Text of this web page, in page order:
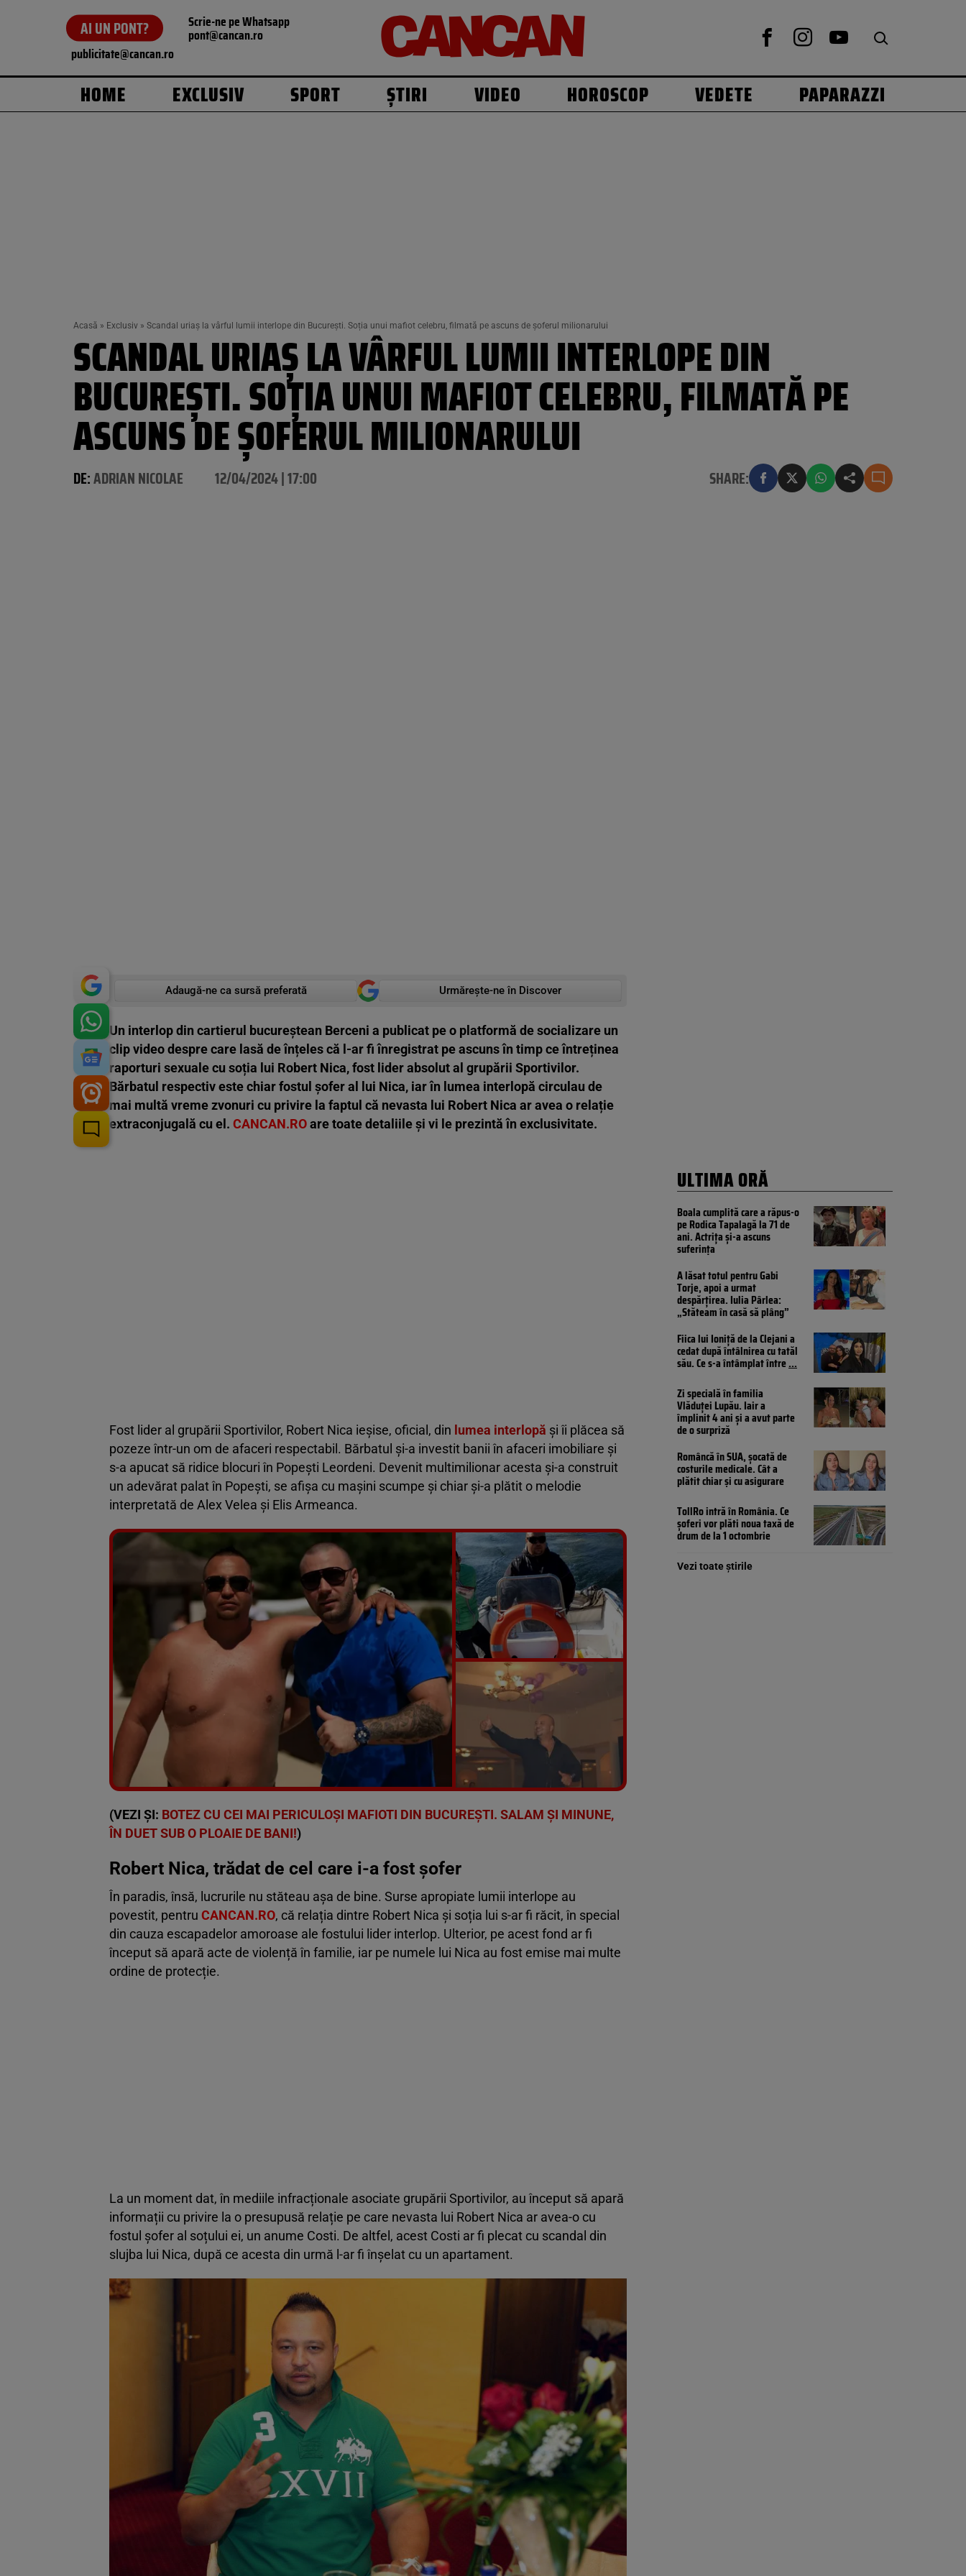
AI UN PONT? Scrie-ne pe Whatsapp
pont@cancan.ro
publicitate@cancan.ro
HOME EXCLUSIV SPORT ȘTIRI VIDEO HOROSCOP VEDETE PAPARAZZI
Acasă » Exclusiv » Scandal uriaș la vârful lumii interlope din București. Soția unui mafiot celebru, filmată pe ascuns de șoferul milionarului
SCANDAL URIAȘ LA VÂRFUL LUMII INTERLOPE DIN
BUCUREȘTI. SOȚIA UNUI MAFIOT CELEBRU, FILMATĂ PE
ASCUNS DE ȘOFERUL MILIONARULUI
DE:ADRIAN NICOLAE 12/04/2024 | 17:00 SHARE:
Adaugă-ne ca sursă preferată Urmărește-ne în Discover
Un interlop din cartierul bucureștean Berceni a publicat pe o platformă de socializare un
clip video despre care lasă de înțeles că l-ar fi înregistrat pe ascuns în timp ce întreținea
raporturi sexuale cu soția lui Robert Nica, fost lider absolut al grupării Sportivilor.
Bărbatul respectiv este chiar fostul șofer al lui Nica, iar în lumea interlopă circulau de
mai multă vreme zvonuri cu privire la faptul că nevasta lui Robert Nica ar avea o relație
extraconjugală cu el. CANCAN.ROare toate detaliile și vi le prezintă în exclusivitate.
Fost lider al grupării Sportivilor, Robert Nica ieșise, oficial, din lumea interlopă și îi plăcea să
pozeze într-un om de afaceri respectabil. Bărbatul și-a investit banii în afaceri imobiliare și
s-a apucat să ridice blocuri în Popești Leordeni. Devenit multimilionar acesta și-a construit
un adevărat palat în Popești, se afișa cu mașini scumpe și chiar și-a plătit o melodie
interpretată de Alex Velea și Elis Armeanca.
Vezi galeria foto
4 poze
(VEZI ȘI: BOTEZ CU CEI MAI PERICULOŞI MAFIOTI DIN BUCUREŞTI. SALAM ŞI MINUNE,
ÎN DUET SUB O PLOAIE DE BANI!)
Robert Nica, trădat de cel care i-a fost șofer
În paradis, însă, lucrurile nu stăteau așa de bine. Surse apropiate lumii interlope au
povestit, pentru CANCAN.RO, că relația dintre Robert Nica și soția lui s-ar fi răcit, în special
din cauza escapadelor amoroase ale fostului lider interlop. Ulterior, pe acest fond ar fi
început să apară acte de violență în familie, iar pe numele lui Nica au fost emise mai multe
ordine de protecție.
La un moment dat, în mediile infracționale asociate grupării Sportivilor, au început să apară
informații cu privire la o presupusă relație pe care nevasta lui Robert Nica ar avea-o cu
fostul șofer al soțului ei, un anume Costi. De altfel, acest Costi ar fi plecat cu scandal din
slujba lui Nica, după ce acesta din urmă l-ar fi înșelat cu un apartament.
ULTIMA ORĂ
Boala cumplită care a răpus-o
pe Rodica Tapalagă la 71 de
ani. Actrița și-a ascuns
suferința
A lăsat totul pentru Gabi
Torje, apoi a urmat
despărțirea. Iulia Pârlea:
„Stăteam în casă să plâng”
Fiica lui Ioniță de la Clejani a
cedat după întâlnirea cu tatăl
său. Ce s-a întâmplat între...
Zi specială în familia
Vlăduței Lupău. Iair a
împlinit 4 ani și a avut parte
de o surpriză
Româncă în SUA, șocată de
costurile medicale. Cât a
plătit chiar și cu asigurare
TollRo intră în România. Ce
șoferi vor plăti noua taxă de
drum de la 1 octombrie
Vezi toate știrile